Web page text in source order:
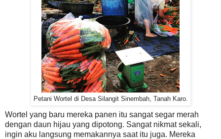
Petani Wortel di Desa Silangit Sinembah, Tanah Karo.
Wortel yang baru mereka panen itu sangat segar merah
dengan daun hijau yang dipotong. Sangat nikmat sekali,
ingin aku langsung memakannya saat itu juga. Mereka